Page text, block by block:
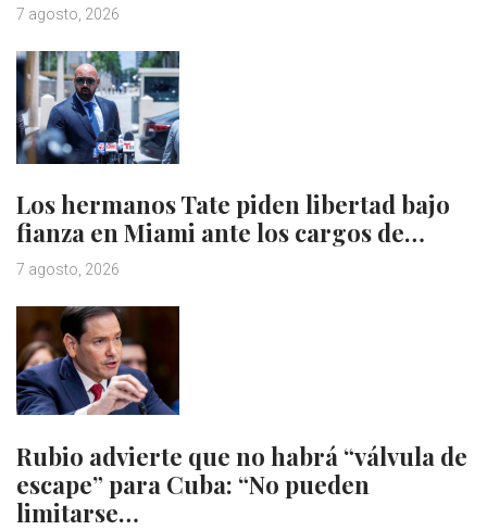
7 agosto, 2026
Los hermanos Tate piden libertad bajo
fianza en Miami ante los cargos de…
7 agosto, 2026
Rubio advierte que no habrá “válvula de
escape” para Cuba: “No pueden
limitarse…